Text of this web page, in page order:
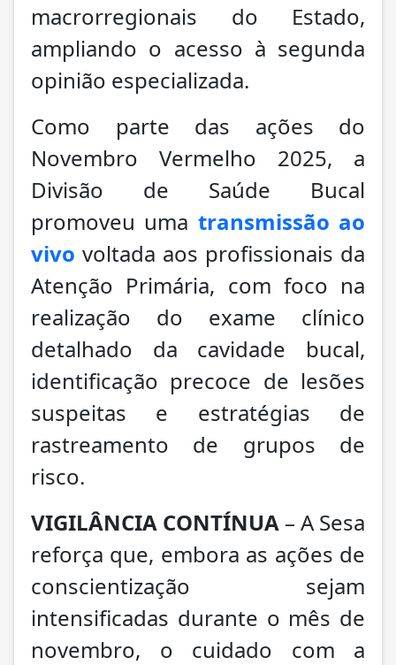
macrorregionais do Estado,
ampliando o acesso à segunda
opinião especializada.
Como parte das ações do
Novembro Vermelho 2025, a
Divisão de Saúde Bucal
promoveu uma transmissão ao
vivo voltada aos profissionais da
Atenção Primária, com foco na
realização do exame clínico
detalhado da cavidade bucal,
identificação precoce de lesões
suspeitas e estratégias de
rastreamento de grupos de
risco.
VIGILÂNCIA CONTÍNUA – A Sesa
reforça que, embora as ações de
conscientização sejam
intensificadas durante o mês de
novembro, o cuidado com a